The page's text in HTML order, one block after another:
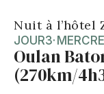
Nuit à l’hôtel
JOUR3·
Oulan
(270km/